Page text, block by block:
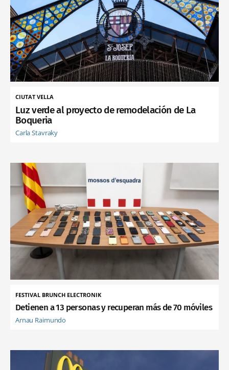
CIUTAT VELLA
Luz verde al proyecto de remodelación de La
Boqueria
Carla Stavraky
FESTIVAL BRUNCH ELECTRONIK
Detienen a 13 personas y recuperan más de 70 móviles
Arnau Raimundo